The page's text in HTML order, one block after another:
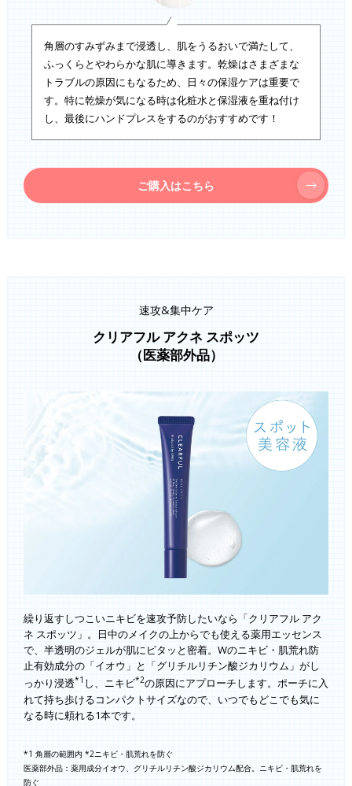
角層のすみずみまで浸透し、肌をうるおいで満たして、
ふっくらとやわらかな肌に導きます。乾燥はさまざまな
トラブルの原因にもなるため、日々の保湿ケアは重要で
す。特に乾燥が気になる時は化粧水と保湿液を重ね付け
し、最後にハンドプレスをするのがおすすめです！
ご購入はこちら
速攻&集中ケア
クリアフル アクネ スポッツ
（医薬部外品）
繰り返すしつこいニキビを速攻予防したいなら「クリアフル アク
ネ スポッツ」。日中のメイクの上からでも使える薬用エッセンス
で、半透明のジェルが肌にピタッと密着。Wのニキビ・肌荒れ防
止有効成分の「イオウ」と「グリチルリチン酸ジカリウム」がし
っかり浸透*1 し、ニキビ*2の原因にアプローチします。ポーチに入
れて持ち歩けるコンパクトサイズなので、いつでもどこでも気に
なる時に頼れる1本です。
*1 角層の範囲内 *2ニキビ・肌荒れを防ぐ
医薬部外品：薬用成分イオウ、グリチルリチン酸ジカリウム配合。ニキビ・肌荒れを
防ぐ